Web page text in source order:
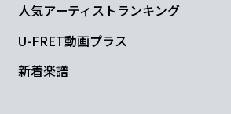
人気アーティストランキング
U-FRET動画プラス
新着楽譜